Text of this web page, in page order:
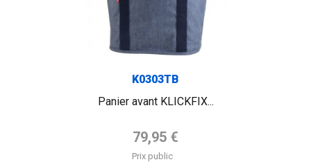
K0303TB
Panier avant KLICKFIX...
Prix de base
79,95 €
Prix public